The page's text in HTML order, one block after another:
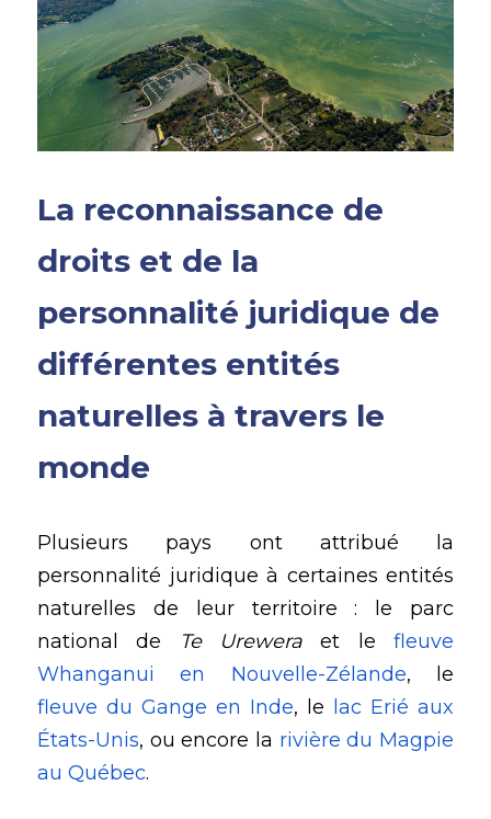
La reconnaissance de
droits et de la
personnalité juridique de
différentes entités
naturelles à travers le
monde
Plusieurs pays ont attribué la
personnalité juridique à certaines entités
naturelles de leur territoire : le parc
national de
Te Urewera et le fleuve
Whanganui en Nouvelle-Zélande
fleuve du Gange en Inde, le
lac Erié aux
États-Unis, ou encore la rivière du Magpie
au Québec.